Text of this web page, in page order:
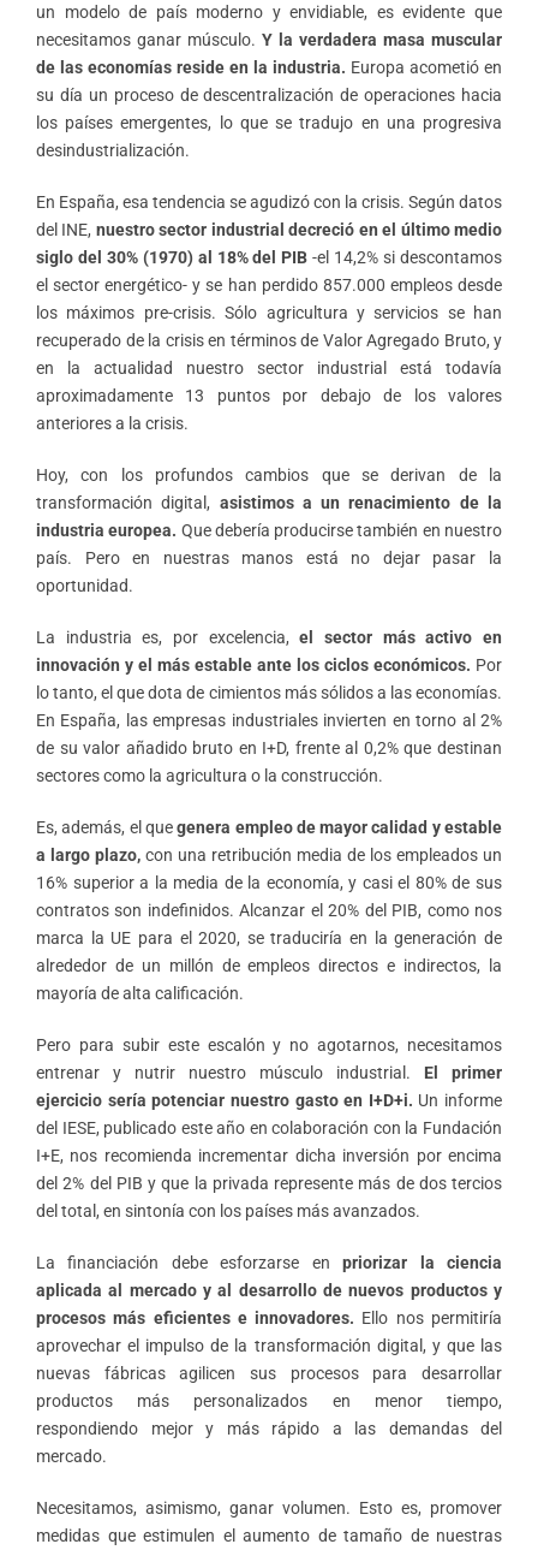
un modelo de país moderno y envidiable, es evidente que
necesitamos ganar músculo. Y la verdadera masa muscular
de las economías reside en la industria. Europa acometió en
su día un proceso de descentralización de operaciones hacia
los países emergentes, lo que se tradujo en una progresiva
desindustrialización.
En España, esa tendencia se agudizó con la crisis. Según datos
del INE, nuestro sector industrial decreció en el último medio
siglo del 30% (1970) al 18% del PIB -el 14,2% si descontamos
el sector energético- y se han perdido 857.000 empleos desde
los máximos pre-crisis. Sólo agricultura y servicios se han
recuperado de la crisis en términos de Valor Agregado Bruto, y
en la actualidad nuestro sector industrial está todavía
aproximadamente 13 puntos por debajo de los valores
anteriores a la crisis.
Hoy, con los profundos cambios que se derivan de la
transformación digital, asistimos a un renacimiento de la
industria europea. Que debería producirse también en nuestro
país. Pero en nuestras manos está no dejar pasar la
oportunidad.
La industria es, por excelencia,el sector más activo en
innovación y el más estable ante los ciclos económicos. Por
lo tanto, el que dota de cimientos más sólidos a las economías.
En España, las empresas industriales invierten en torno al 2%
de su valor añadido bruto en I+D, frente al 0,2% que destinan
sectores como la agricultura o la construcción.
Es, además, el quegenera empleo de mayor calidad y estable
a largo plazo, con una retribución media de los empleados un
16% superior a la media de la economía, y casi el 80% de sus
contratos son indefinidos. Alcanzar el 20% del PIB, como nos
marca la UE para el 2020, se traduciría en la generación de
alrededor de un millón de empleos directos e indirectos, la
mayoría de alta calificación.
Pero para subir este escalón y no agotarnos, necesitamos
entrenar y nutrir nuestro músculo industrial. El primer
ejercicio sería potenciar nuestro gasto en I+D+i. Un informe
del IESE, publicado este año en colaboración con la Fundación
I+E, nos recomienda incrementar dicha inversión por encima
del 2% del PIB y que la privada represente más de dos tercios
del total, en sintonía con los países más avanzados.
La financiación debe esforzarse enpriorizar la ciencia
aplicada al mercado y al desarrollo de nuevos productos y
procesos más eficientes e innovadores. Ello nos permitiría
aprovechar el impulso de la transformación digital, y que las
nuevas fábricas agilicen sus procesos para desarrollar
productos más personalizados en menor tiempo,
respondiendo mejor y más rápido a las demandas del
mercado.
Necesitamos, asimismo, ganar volumen. Esto es, promover
medidas que estimulen el aumento de tamaño de nuestras